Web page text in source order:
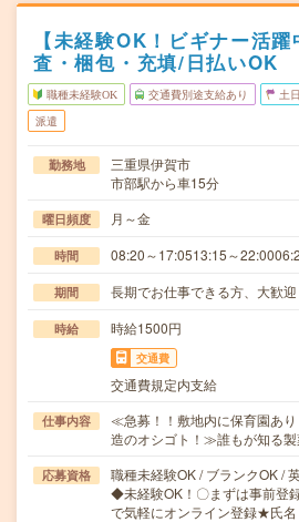
【未経験OK！ビギナー活
査・梱包・充填/日払いOK
職種未経験OK 交通費別途支給あり 土
派遣
勤務地
三重県伊賀市
市部駅から車15分
曜日頻度 月～金
時間 08:20～17:0513:15～
期間 長期でお仕事できる方、大歓迎
時給 時給1500円
交通費
交通費規定内支給
仕事内容
≪急募！！敷地内に保育園あ
造のオシゴト！≫誰もが知る
応募資格
職種未経験OK / ブランクOK /
◆未経験OK！〇まずは事前登
で気軽にオンライン登録★氏